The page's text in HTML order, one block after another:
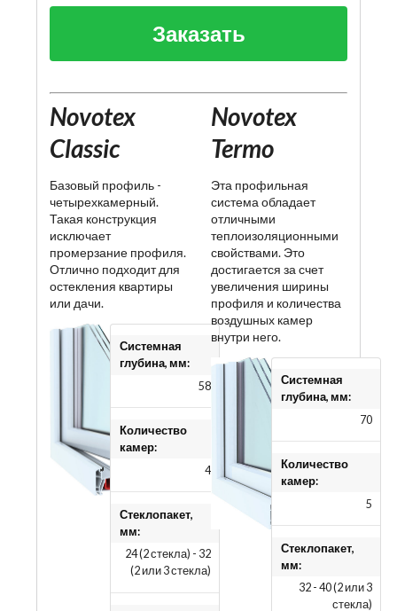
Заказать
Novotex
Classic
Базовый профиль -
четырехкамерный.
Такая конструкция
исключает
промерзание профиля.
Отлично подходит для
остекления квартиры
или дачи.
Системная
глубина, мм:
58
Количество
камер:
4
Стеклопакет,
мм:
24 (2 стекла) - 32
(2 или 3 стекла)
Novotex
Termo
Эта профильная
система обладает
отличными
теплоизоляционными
свойствами. Это
достигается за счет
увеличения ширины
профиля и количества
воздушных камер
внутри него.
Системная
глубина, мм:
70
Количество
камер:
5
Стеклопакет,
мм:
32 - 40 (2 или 3
стекла)